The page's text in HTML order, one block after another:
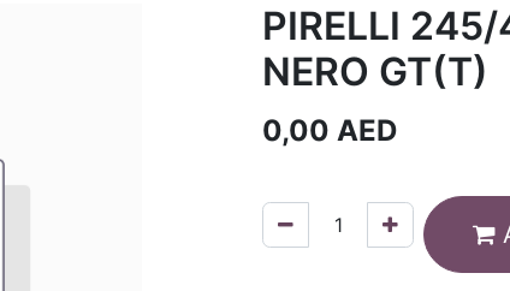
PIRELLI 245/
NERO GT(T)
0,00 AED